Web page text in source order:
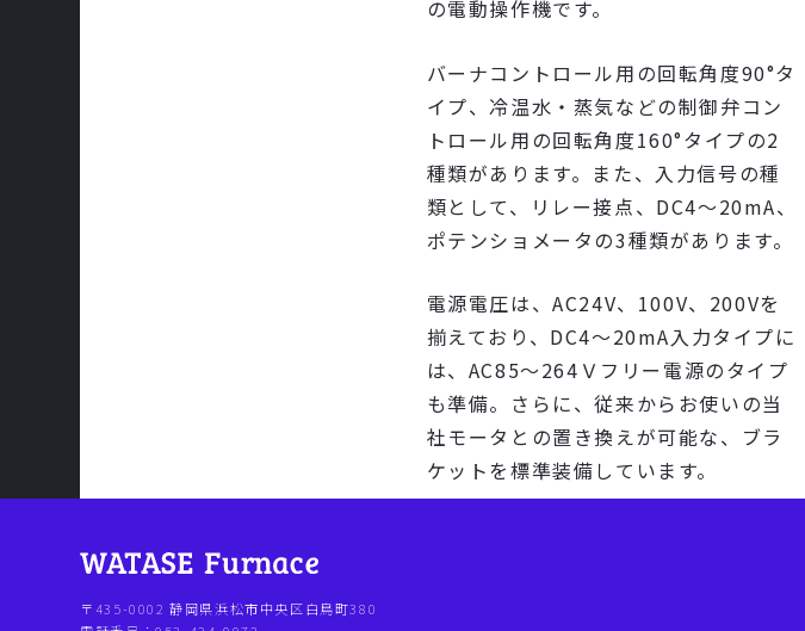
の電動操作機です。
バーナコントロール用の回転角度90°タ
イプ、冷温水・蒸気などの制御弁コン
トロール用の回転角度160°タイプの2
種類があります。また、入力信号の種
類として、リレー接点、DC4～20mA、
ポテンショメータの3種類があります。
電源電圧は、AC24V、100V、200Vを
揃えており、DC4～20mA入力タイプに
は、AC85～264Ｖフリー電源のタイプ
も準備。さらに、従来からお使いの当
社モータとの置き換えが可能な、ブラ
ケットを標準装備しています。
〒435-0002 静岡県浜松市中央区白鳥町380